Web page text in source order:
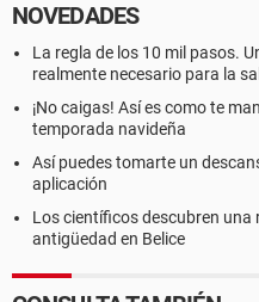
NOVEDADES
La regla de los 10 mil pasos.
realmente necesario para la
¡No caigas! Así es como te
temporada navideña
Así puedes tomarte un
aplicación
Los científicos descubren una
antigüedad en Belice